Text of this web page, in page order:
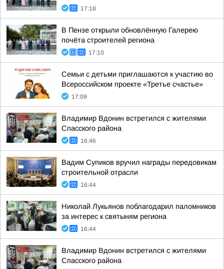
17:18
В Пензе открыли обновлённую Галерею
почёта строителей региона
17:10
Семьи с детьми приглашаются к участию во
Всероссийском проекте «Третье счастье»
17:09
Владимир Вдонин встретился с жителями
Спасского района
16:46
Вадим Супиков вручил награды передовикам
строительной отрасли
16:44
Николай Лукьянов поблагодарил паломников
за интерес к святыням региона
16:44
Владимир Вдонин встретился с жителями
Спасского района